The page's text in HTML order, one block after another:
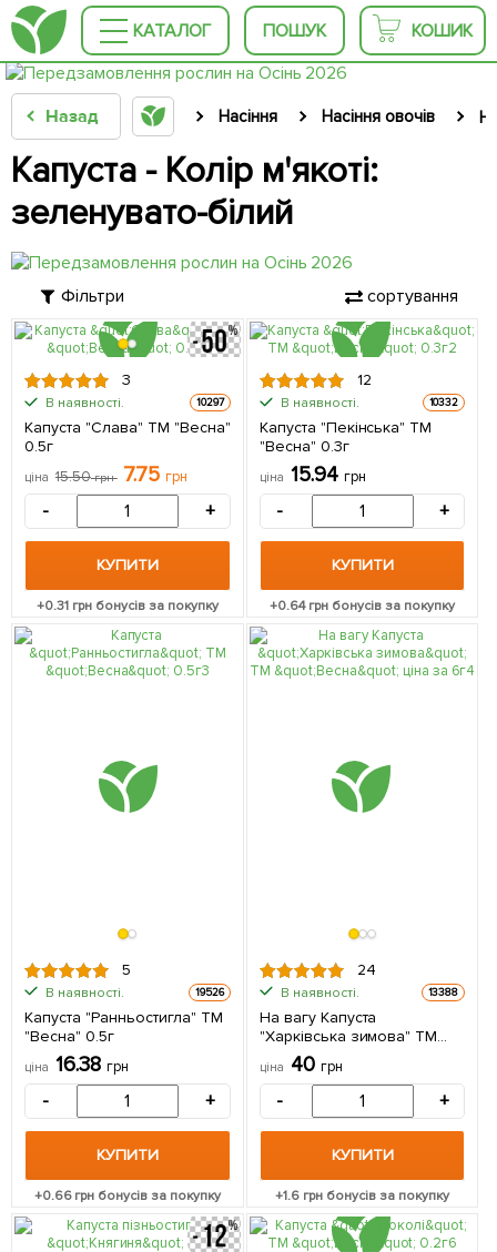
КАТАЛОГ ПОШУК КОШИК
Назад Насіння Насіння овочів
Капуста - Колір м'якоті:
зеленувато-білий
Фільтри сортування
3
В наявності. 10297
Капуста "Слава" ТМ "Весна"
0.5г
ціна 15.50грн 7.75 грн
- +
КУПИТИ
+0.31 грн бонусів за покупку
12
В наявності. 10332
Капуста "Пекінська" ТМ
"Весна" 0.3г
ціна 15.94 грн
- +
КУПИТИ
+0.64грн бонусів за покупку
5
В наявності. 19526
Капуста "Ранньостигла" ТМ
"Весна" 0.5г
ціна 16.38 грн
- +
КУПИТИ
+0.66грн бонусів за покупку
24
В наявності. 13388
На вагу Капуста
"Харківська зимова" ТМ
"Весна" ціна за 6г
ціна 40 грн
- +
КУПИТИ
+1.6 грн бонусів за покупку